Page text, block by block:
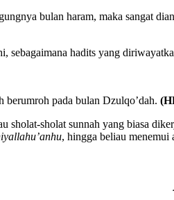
bulan haram, maka sangat
sebagaimana hadits yang
berumroh pada bulan Dzulqo’dah.
sholat-sholat sunnah yang biasa
, hingga beliau menemui